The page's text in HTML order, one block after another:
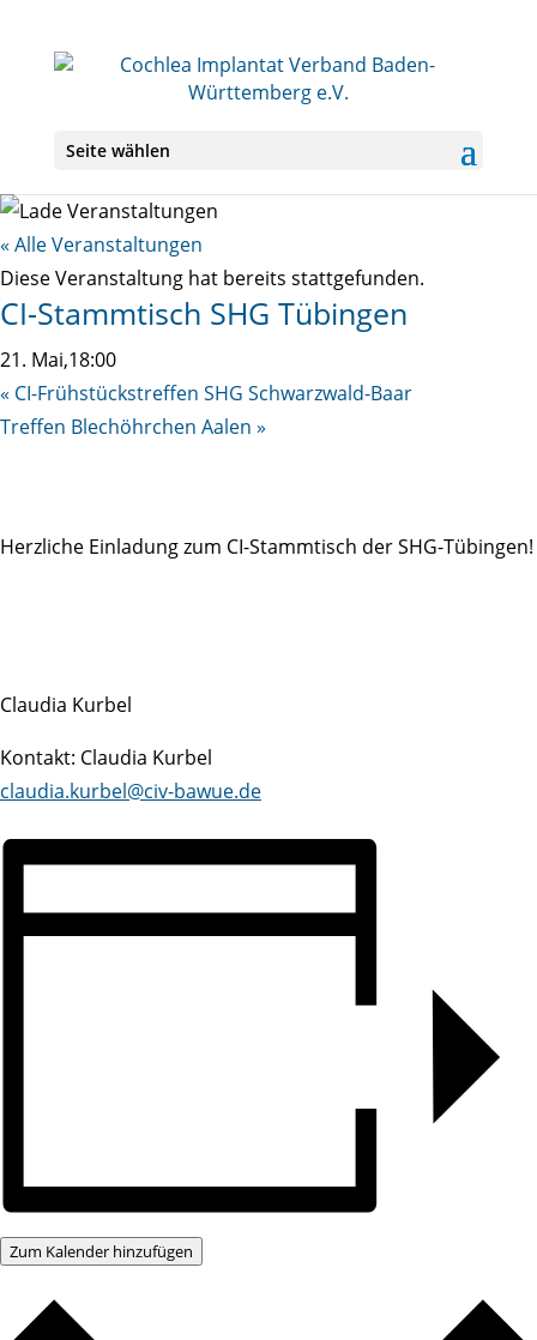
Seite wählen
« Alle Veranstaltungen
Diese Veranstaltung hat bereits stattgefunden.
CI-Stammtisch SHG Tübingen
21. Mai,18:00
« CI-Frühstückstreffen SHG Schwarzwald-Baar
Treffen Blechöhrchen Aalen »
Herzliche Einladung zum CI-Stammtisch der SHG-Tübingen!
Claudia Kurbel
Kontakt: Claudia Kurbel
claudia.kurbel@civ-bawue.de
Zum Kalender hinzufügen